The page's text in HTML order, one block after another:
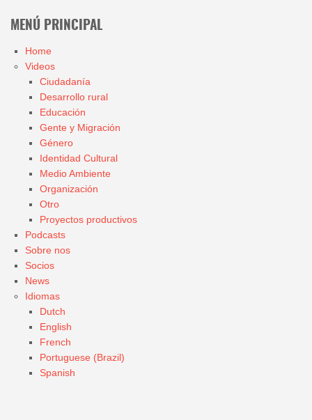
MENÚ PRINCIPAL
Home
Videos
Ciudadanía
Desarrollo rural
Educación
Gente y Migración
Género
Identidad Cultural
Medio Ambiente
Organización
Otro
Proyectos productivos
Podcasts
Sobre nos
Socios
News
Idiomas
Dutch
English
French
Portuguese (Brazil)
Spanish